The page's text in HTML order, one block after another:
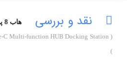
نقد و بررسی
هاب 8 پورت USB-C مدل HT-C8-3
C Multi-function HUB Docking Station
)